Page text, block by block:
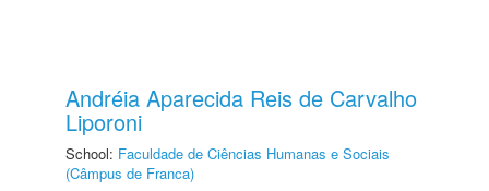
Andréia Aparecida Reis de Carvalho
Liporoni
School: Faculdade de Ciências Humanas e Sociais
(Câmpus de Franca)